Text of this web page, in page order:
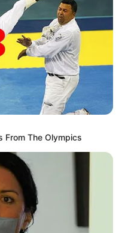
>
Ministério da Saúde
perigo de dengue grave
para perigo
From The Olympics